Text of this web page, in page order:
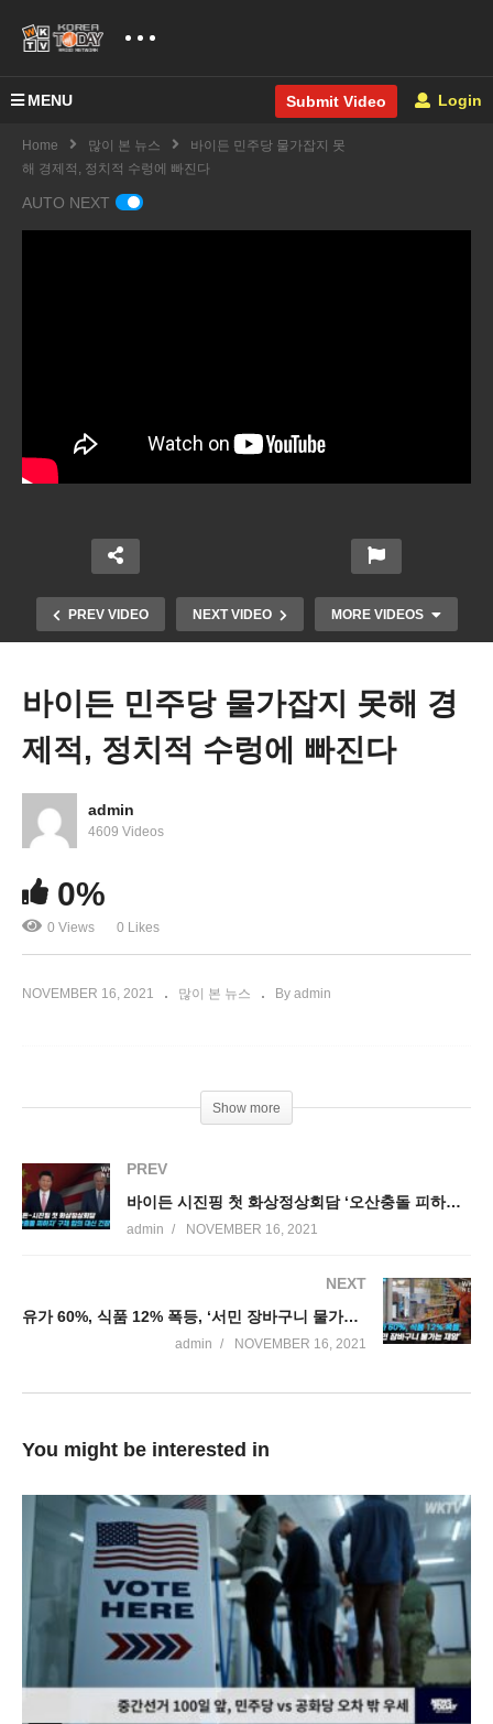
MENU Submit Video Login
Home 많이 본 뉴스
바이든 민주당 물가잡지 못
해 경제적, 정치적 수렁에 빠진다
AUTO NEXT
PREV VIDEO NEXT VIDEO MORE VIDEOS
민 돈썼다’
바이든 민주당 물가잡지 못해 경
제적, 정치적 수렁에 빠진다
admin
4609 Videos
0%
0 Views 0 Likes
NOVEMBER 16, 2021 많이 본 뉴스 By admin
Show more
PREV
바이든 시진핑 첫 화상정상회담 ‘오산충돌 피하자’ 구체 합의 대신 긴장완화
admin NOVEMBER 16, 2021
NEXT
유가 60%, 식품 12% 폭등, ‘서민 장바구니 물가는 재앙’
admin NOVEMBER 16, 2021
You might be interested in